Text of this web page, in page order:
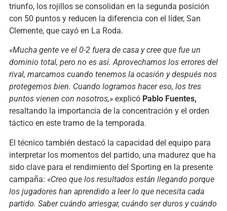
triunfo, los rojillos se consolidan en la segunda posición
con 50 puntos y reducen la diferencia con el líder, San
Clemente, que cayó en La Roda.
«Mucha gente ve el 0-2 fuera de casa y cree que fue un
dominio total, pero no es así. Aprovechamos los errores del
rival, marcamos cuando tenemos la ocasión y después nos
protegemos bien. Cuando logramos hacer eso, los tres
puntos vienen con nosotros,»explicó Pablo Fuentes,
resaltando la importancia de la concentración y el orden
táctico en este tramo de la temporada.
El técnico también destacó la capacidad del equipo para
interpretar los momentos del partido, una madurez que ha
sido clave para el rendimiento del Sporting en la presente
campaña: «Creo que los resultados están llegando porque
los jugadores han aprendido a leer lo que necesita cada
partido. Saber cuándo arriesgar, cuándo ser duros y cuándo